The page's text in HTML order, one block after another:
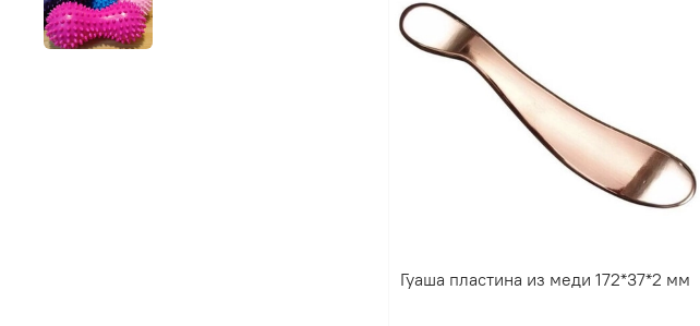
Гуаша пластина из меди 172*37*2 мм